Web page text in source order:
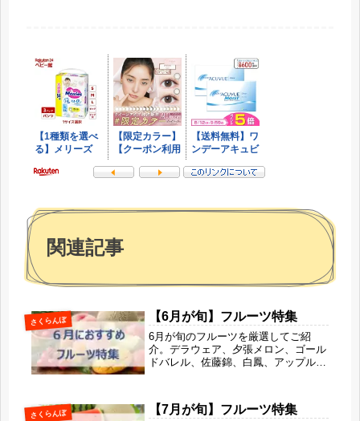
関連記事
さくらんぼ 【6月が旬】フルーツ特集
6月が旬のフルーツを厳選してご紹
介。デラウェア、夕張メロン、ゴール
ドバレル、佐藤錦、白鳳、アップルマ
ではの甘さや特徴、おすすめポイント
をわかりやすく解説します。
さくらんぼ 【7月が旬】フルーツ特集